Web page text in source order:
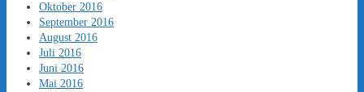
Oktober 2016
September 2016
August 2016
Juli 2016
Juni 2016
Mai 2016